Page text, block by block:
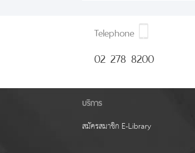
Telephone
02 278 8200
บริการ
สมัครสมาชิก E-Library